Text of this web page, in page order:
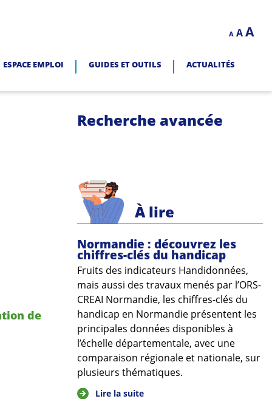
A
Decrease
font
A Reset
A
ESPACE EMPLOI GUIDES ET OUTILS
ACTUALITÉS
de
Recherche avancée
À lire
Normandie : découvrez les
chiffres-clés du handicap
Fruits des indicateurs Handidonnées,
mais aussi des travaux menés par l’ORS-
CREAI Normandie, les chiffres-clés du
handicap en Normandie présentent les
principales données disponibles à
l’échelle départementale, avec une
comparaison régionale et nationale, sur
plusieurs thématiques.
Lire la suite